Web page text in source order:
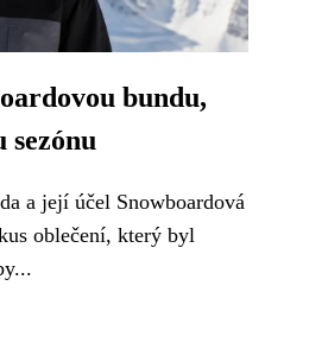
bundu,
a její účel Snowboardová
oblečení, který byl